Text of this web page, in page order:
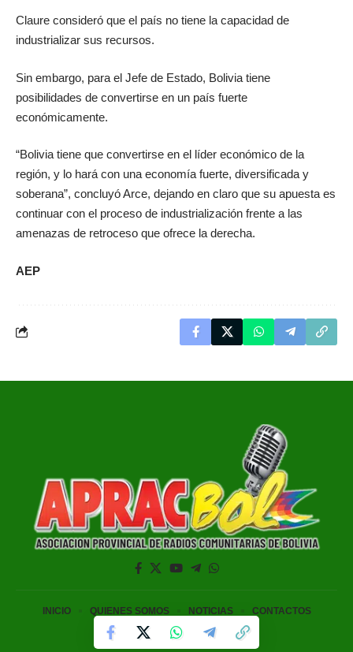
Claure consideró que el país no tiene la capacidad de
industrializar sus recursos.
Sin embargo, para el Jefe de Estado, Bolivia tiene
posibilidades de convertirse en un país fuerte
económicamente.
“Bolivia tiene que convertirse en el líder económico de la
región, y lo hará con una economía fuerte, diversificada y
soberana”, concluyó Arce, dejando en claro que su apuesta es
continuar con el proceso de industrialización frente a las
amenazas de retroceso que ofrece la derecha.
AEP
© 2024 APRAC By BoliviaPlay
INICIO QUIENES SOMOS NOTICIAS CONTACTOS